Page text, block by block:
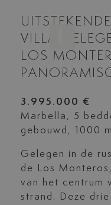
VILLA
LOS
3.995.000 €
Marbella, 5
gebouwd, 1000
Gelegen in de
de Los
van het centrum
strand. Deze